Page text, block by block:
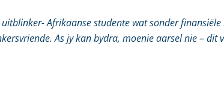
Afrikaanse studente wat sonder
As jy kan bydra, moenie aarsel nie – dit